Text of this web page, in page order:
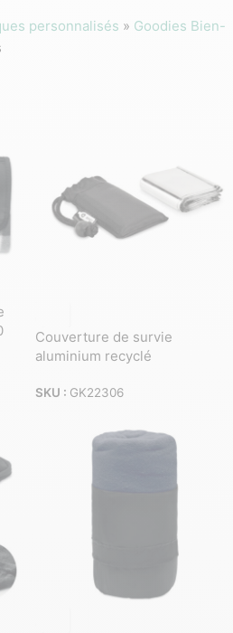
personnalisés » Goodies Bien-
Couverture de survie
aluminium recyclé
SKU : GK22306